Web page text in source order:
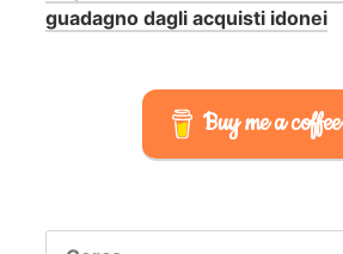
guadagno dagli acquisti idonei
Buy me a coffee